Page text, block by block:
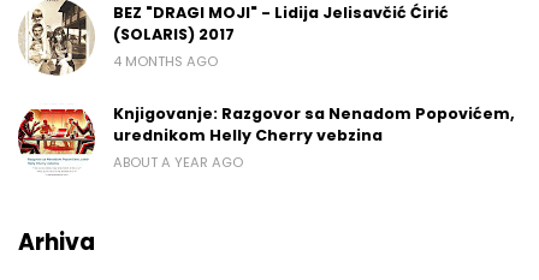
BEZ "DRAGI MOJI" - Lidija Jelisavčić Ćirić
(SOLARIS) 2017
4 MONTHS AGO
Knjigovanje: Razgovor sa Nenadom Popovićem,
urednikom Helly Cherry vebzina
ABOUT A YEAR AGO
Arhiva